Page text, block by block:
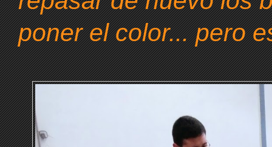
poner el color... pero